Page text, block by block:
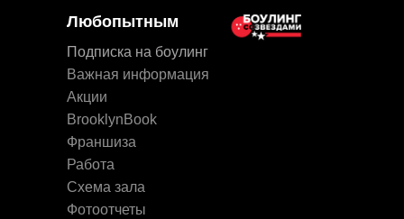
Работа
Фотоотчеты
Схема зала
Важная информация
Подписка на боулинг
Франшиза
Акции
Любопытным
BrooklynBook